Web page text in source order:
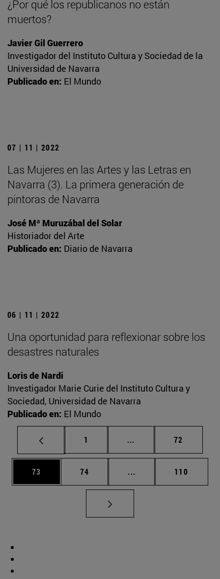
¿Por qué los republicanos no están
muertos?
Javier Gil Guerrero
Investigador del Instituto Cultura y Sociedad de la
Universidad de Navarra
Publicado en: El Mundo
07 | 11 | 2022
Las Mujeres en las Artes y las Letras en
Navarra (3). La primera generación de
pintoras de Navarra
José Mª Muruzábal del Solar
Historiador del Arte
Publicado en: Diario de Navarra
06 | 11 | 2022
Una oportunidad para reflexionar sobre los
desastres naturales
Loris de Nardi
Investigador Marie Curie del Instituto Cultura y
Sociedad, Universidad de Navarra
Publicado en: El Mundo
Página
1 ... Páginas intermedias
Página
72
Página
73 Página
74 ... Páginas intermedias
Página
110